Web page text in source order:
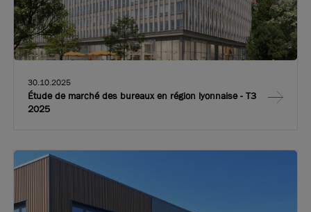
30.10.2025
Étude de marché des bureaux en région lyonnaise - T3
2025